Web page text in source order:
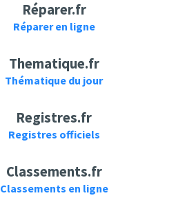
Réparer.fr
Réparer en ligne
Thematique.fr
Thématique du jour
Registres.fr
Registres officiels
Classements.fr
Classements en ligne